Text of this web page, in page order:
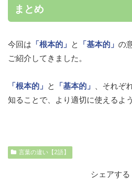
まとめ
今回は 「根本的」 と 「基本的」 の
ご紹介してきました。
「根本的」 と 「基本的」
、それぞ
知ることで、より適切に使えるよ
言葉の違い【2語】
シェアする